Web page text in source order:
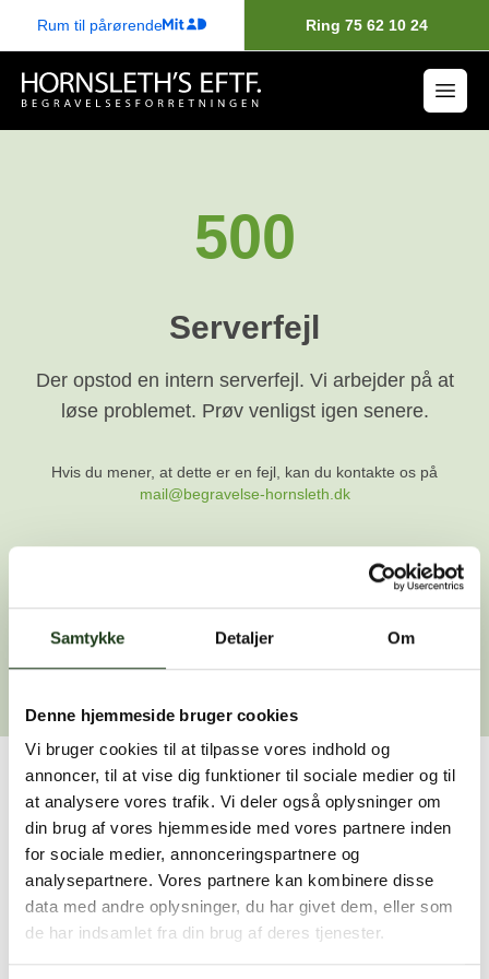
Samtykke Detaljer Om
Denne hjemmeside bruger cookies
Vi bruger cookies til at tilpasse vores indhold og
annoncer, til at vise dig funktioner til sociale medier og til
at analysere vores trafik. Vi deler også oplysninger om
din brug af vores hjemmeside med vores partnere inden
for sociale medier, annonceringspartnere og
analysepartnere. Vores partnere kan kombinere disse
data med andre oplysninger, du har givet dem, eller som
de har indsamlet fra din brug af deres tjenester.
Rum til pårørende Ring 75 62 10 24
500
Serverfejl
Der opstod en intern serverfejl. Vi arbejder på at
løse problemet. Prøv venligst igen senere.
Hvis du mener, at dette er en fejl, kan du kontakte os på
mail@begravelse-hornsleth.dk
Gå tilbage
Har du brug for hjælp?
Vi er her for at hjælpe dig. Du er velkommen til at kontakte
os, hvis du har spørgsmål eller brug for assistance.
59 45 10 14
Find nærmeste afdeling